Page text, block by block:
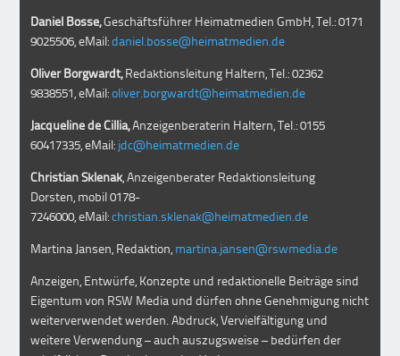
Daniel Bosse,Geschäftsführer Heimatmedien GmbH, Tel.: 0171
9025506, eMail:daniel.bosse@heimatmedien.de
Oliver Borgwardt,Redaktionsleitung Haltern, Tel.: 02362
9838551, eMail:oliver.borgwardt@heimatmedien.de
Jacqueline de Cillia,Anzeigenberaterin Haltern, Tel.: 0155
60417335, eMail: jdc@heimatmedien.de
Christian Sklenak, Anzeigenberater Redaktionsleitung
Dorsten, mobil0178-
7246000, eMail:christian.sklenak@heimatmedien.de
Martina Jansen, Redaktion, martina.jansen@rswmedia.de
Anzeigen, Entwürfe, Konzepte und redaktionelle Beiträge sind
Eigentum von RSW Media und dürfen ohne Genehmigung nicht
weiterverwendet werden. Abdruck, Vervielfältigung und
weitere Verwendung – auch auszugsweise – bedürfen der